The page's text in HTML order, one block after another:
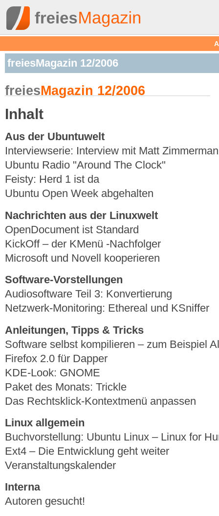
freiesMagazin 12/2006
freiesMagazin 12/2006
Inhalt
Aus der Ubuntuwelt
Interviewserie: Interview mit Matt
Ubuntu Radio "Around The Clock"
Feisty: Herd 1 ist da
Ubuntu Open Week abgehalten
Nachrichten aus der Linuxwelt
OpenDocument ist Standard
KickOff – der KMenü -Nachfolger
Microsoft und Novell kooperieren
Software-Vorstellungen
Audiosoftware Teil 3: Konvertierung
Netzwerk-Monitoring: Ethereal und KSniffer
Anleitungen, Tipps & Tricks
Software selbst kompilieren – zum Beispiel
Firefox 2.0 für Dapper
KDE-Look: GNOME
Paket des Monats: Trickle
Das Rechtsklick-Kontextmenü anpassen
Linux allgemein
Buchvorstellung: Ubuntu Linux – Linux for
Ext4 – Die Entwicklung geht weiter
Veranstaltungskalender
Interna
Autoren gesucht!